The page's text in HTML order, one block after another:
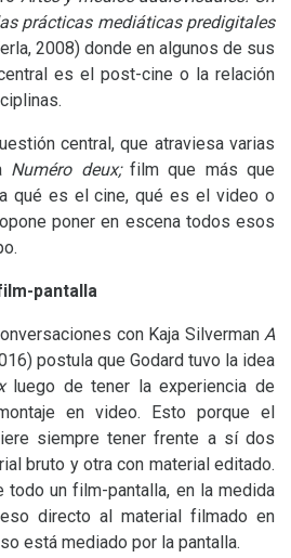
prácticas mediáticas predigitales
2008) donde en algunos de sus
es el post-cine o la relación
central, que atraviesa varias
Numéro deux;film que más que
qué es el cine, qué es el video o
poner en escena todos esos
pantalla
con Kaja Silverman A
postula que Godard tuvo la idea
luego de tener la experiencia de
en video. Esto porque el
siempre tener frente a sí dos
bruto y otra con material editado.
un film-pantalla, en la medida
directo al material filmado en
está mediado por la pantalla.